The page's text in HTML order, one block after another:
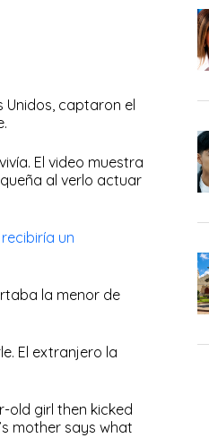
Unidos, captaron el
El video muestra
al verlo actuar
un
la menor de
El extranjero la
old girl then kicked
mother says what